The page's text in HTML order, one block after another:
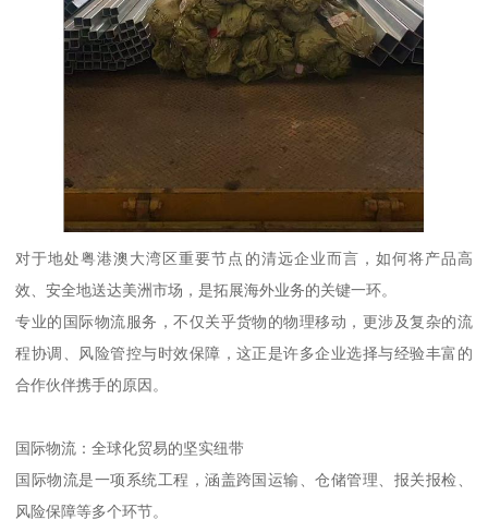
对于地处粤港澳大湾区重要节点的清远企业而言，如何将产品高
效、安全地送达美洲市场，是拓展海外业务的关键一环。
专业的国际物流服务，不仅关乎货物的物理移动，更涉及复杂的流
程协调、风险管控与时效保障，这正是许多企业选择与经验丰富的
合作伙伴携手的原因。
国际物流：全球化贸易的坚实纽带
国际物流是一项系统工程，涵盖跨国运输、仓储管理、报关报检、
风险保障等多个环节。